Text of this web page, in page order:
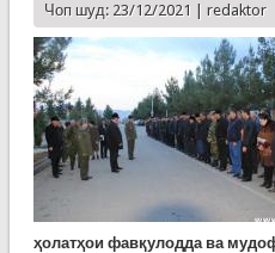
Чоп шуд: 23/12/2021 | redaktor
ҳолатҳои фавқулодда ва